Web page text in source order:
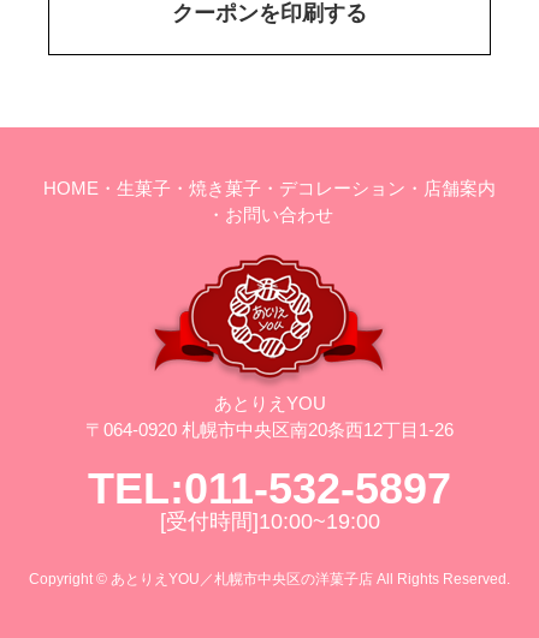
クーポンを印刷する
HOME ・生菓子 ・焼き菓子 ・デコレーション ・店舗案内
・お問い合わせ
あとりえYOU
〒064-0920 札幌市中央区南20条西12丁目1-26
TEL:011-532-5897
[受付時間]10:00~19:00
Copyright © あとりえYOU／札幌市中央区の洋菓子店 All Rights Reserved.